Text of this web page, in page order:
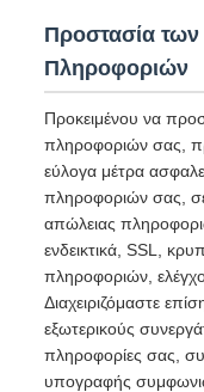
Προστασία
Πληροφοριών
Προκειμένου να
πληροφοριών σας,
εύλογα μέτρα
πληροφοριών σας,
απώλειας
ενδεικτικά, SSL,
πληροφοριών,
Διαχειριζόμαστε
εξωτερικούς
πληροφορίες σας,
υπογραφής